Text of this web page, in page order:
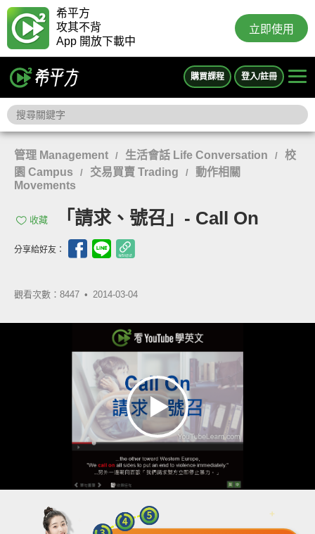
希平方
攻其不背
App 開放下載中
立即使用
購買課程 登入/註冊
管理 Management / 生活會話 Life Conversation /
校
園 Campus
/ 交易買賣 Trading /
動作相關
Movements
收藏 「請求、號召」- Call On
分享給好友：
觀看次數：8447 • 2014-03-04